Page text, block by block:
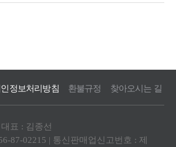
정보처리방침 환불규정 찾아오시는 길
표 : 김종선
87-02215 | 통신판매업신고번호 : 제